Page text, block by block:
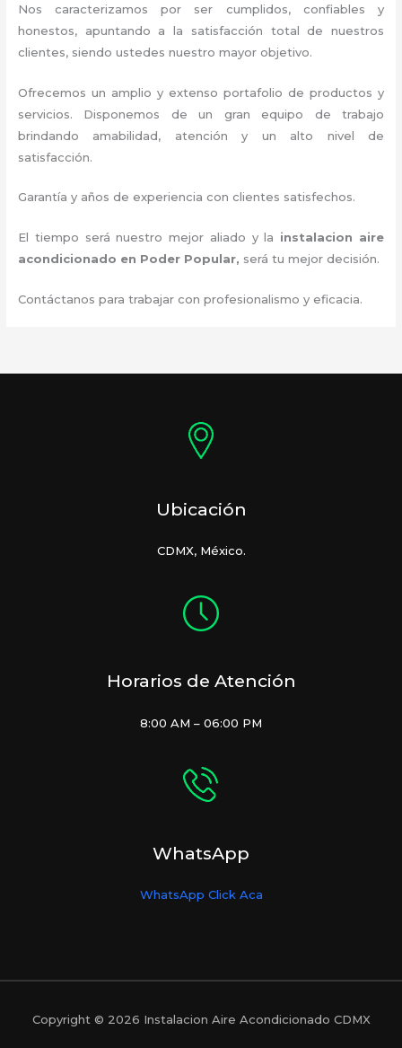
Nos caracterizamos por ser cumplidos, confiables y
honestos, apuntando a la satisfacción total de nuestros
clientes, siendo ustedes nuestro mayor objetivo.
Ofrecemos un amplio y extenso portafolio de productos y
servicios. Disponemos de un gran equipo de trabajo
brindando amabilidad, atención y un alto nivel de
satisfacción.
Garantía y años de experiencia con clientes satisfechos.
El tiempo será nuestro mejor aliado y la instalacion aire
acondicionado en Poder Popular, será tu mejor decisión.
Contáctanos para trabajar con profesionalismo y eficacia.
Ubicación
CDMX, México.
Horarios de Atención
8:00 AM – 06:00 PM
WhatsApp
WhatsApp Click Aca
Copyright © 2026 Instalacion Aire Acondicionado CDMX